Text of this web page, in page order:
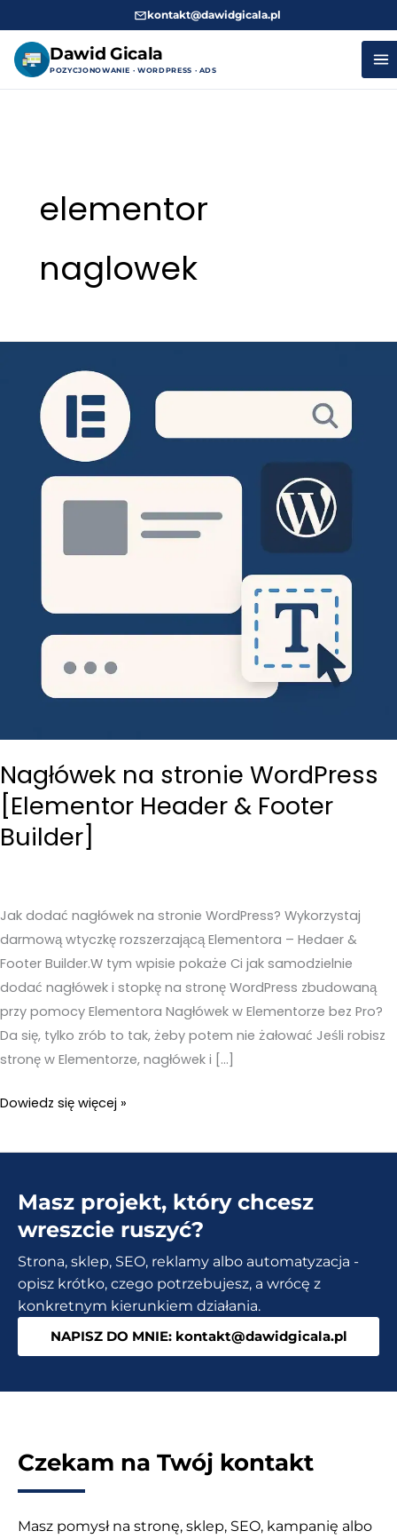
kontakt@dawidgicala.pl
Dawid Gicala
POZYCJONOWANIE · WORDPRESS · ADS
elementor
naglowek
Nagłówek na stronie WordPress
[Elementor Header & Footer
Builder]
Jak dodać nagłówek na stronie WordPress? Wykorzystaj
darmową wtyczkę rozszerzającą Elementora – Hedaer &
Footer Builder.W tym wpisie pokaże Ci jak samodzielnie
dodać nagłówek i stopkę na stronę WordPress zbudowaną
przy pomocy Elementora Nagłówek w Elementorze bez Pro?
Da się, tylko zrób to tak, żeby potem nie żałować Jeśli robisz
stronę w Elementorze, nagłówek i […]
Nagłówek
stronie
[Elementor
Header
Footer
Builder]
Dowiedz się więcej »
Masz projekt, który chcesz
wreszcie ruszyć?
Strona, sklep, SEO, reklamy albo automatyzacja -
opisz krótko, czego potrzebujesz, a wrócę z
konkretnym kierunkiem działania.
NAPISZ DO MNIE: kontakt@dawidgicala.pl
Czekam na Twój kontakt
Masz pomysł na stronę, sklep, SEO, kampanię albo